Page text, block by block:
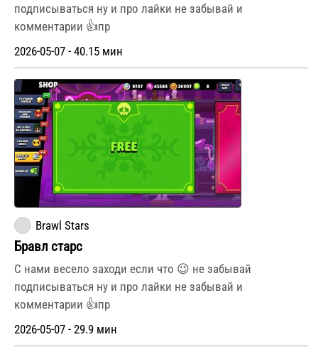
подписываться ну и про лайки не забывай и
комментарии 👍пр
2026-05-07 - 40.15 мин
Brawl Stars
Бравл старс
С нами весело заходи если что 😉 не забывай
подписываться ну и про лайки не забывай и
комментарии 👍пр
2026-05-07 - 29.9 мин